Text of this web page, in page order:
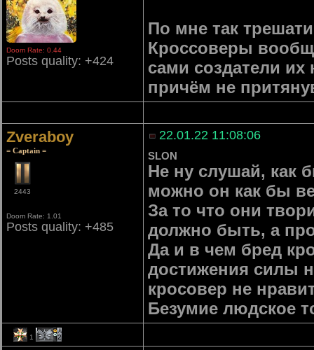
Doom Rate: 0.44
Posts quality: +424
По мне так
Кроссоверы
сами создатели
причём не
Zveraboy
= Captain =
2443
Doom Rate: 1.01
Posts quality: +485
22.01.22 11:08:06
SLON
Не ну слушай, как
можно он как бы
За то что они
должно быть, а
Да и в чем бред
достижения силы
кросовер не
Безумие людское
1 2